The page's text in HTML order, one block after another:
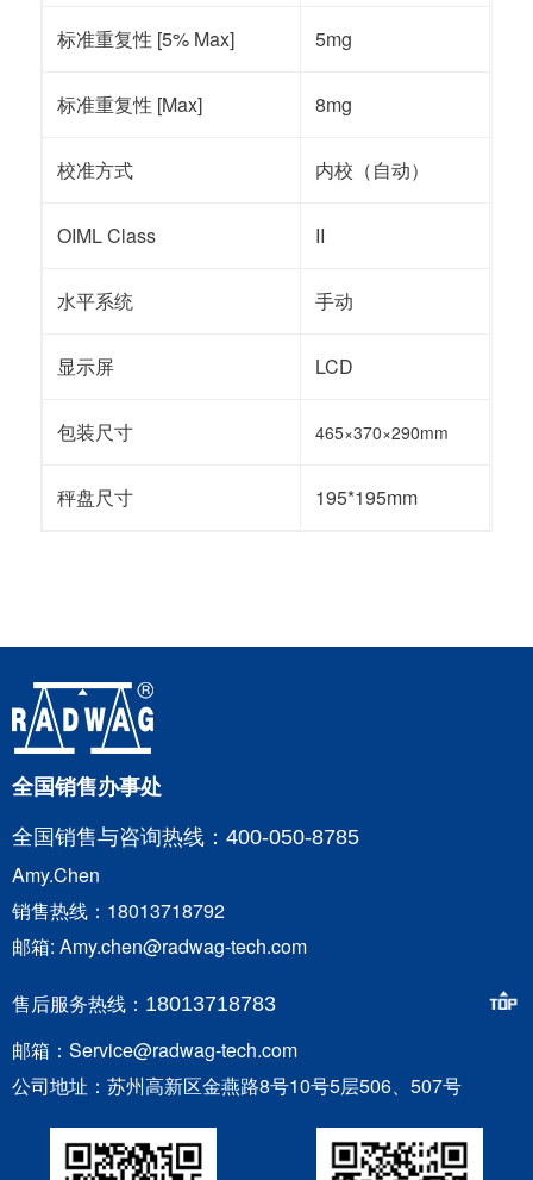
标准重复性 [5% Max] 5mg
标准重复性 [Max] 8mg
校准方式 内校（自动）
OIML Class II
水平系统 手动
显示屏 LCD
包装尺寸 465×370×290mm
秤盘尺寸 195*195mm
全国销售办事处
全国销售与咨询热线：400-050-8785
Amy.Chen
销售热线：18013718792
邮箱: Amy.chen@radwag-tech.com
售后服务热线： 18013718783
邮箱：Service@radwag-tech.com
公司地址：苏州高新区金燕路8号10号5层506、507号